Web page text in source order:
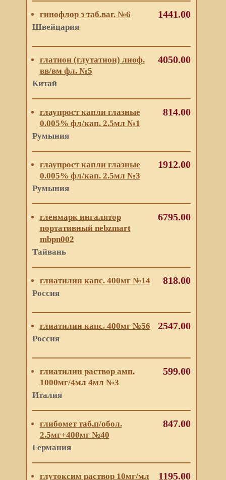
гинофлор э таб.ваг. №6
Швейцария
1441.00
глатион (глутатион) лиоф.
вв/вм фл. №5
Китай
4050.00
глаупрост капли глазные
0.005% фл/кап. 2.5мл №1
Румыния
814.00
глаупрост капли глазные
0.005% фл/кап. 2.5мл №3
Румыния
1912.00
гленмарк ингалятор
портативный nebzmart
mbpn002
Тайвань
6795.00
глиатилин капс. 400мг №14
Россия
818.00
глиатилин капс. 400мг №56
Россия
2547.00
глиатилин раствор амп.
1000мг/4мл 4мл №3
Италия
599.00
глибомет таб.п/обол.
2.5мг+400мг №40
Германия
847.00
глутоксим раствор 10мг/мл 1195.00